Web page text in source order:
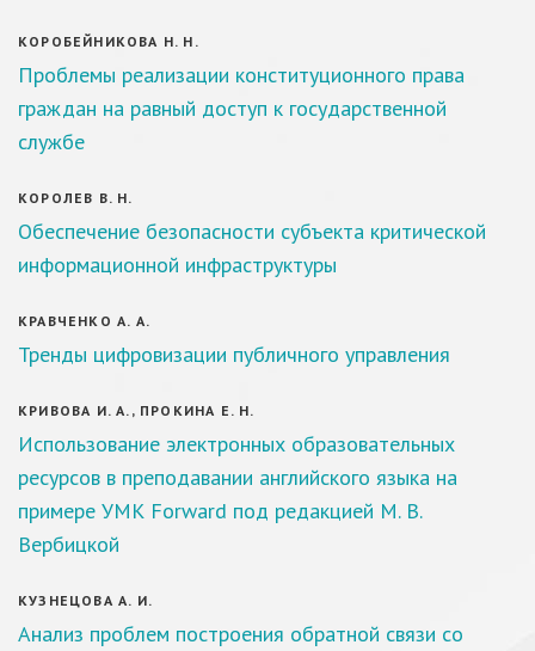
КОРОБЕЙНИКОВА Н. Н.
Проблемы реализации конституционного права
граждан на равный доступ к государственной
службе
КОРОЛЕВ В. Н.
Обеспечение безопасности субъекта критической
информационной инфраструктуры
КРАВЧЕНКО А. А.
Тренды цифровизации публичного управления
КРИВОВА И. А., ПРОКИНА Е. Н.
Использование электронных образовательных
ресурсов в преподавании английского языка на
примере УМК Forward под редакцией М. В.
Вербицкой
КУЗНЕЦОВА А. И.
Анализ проблем построения обратной связи со